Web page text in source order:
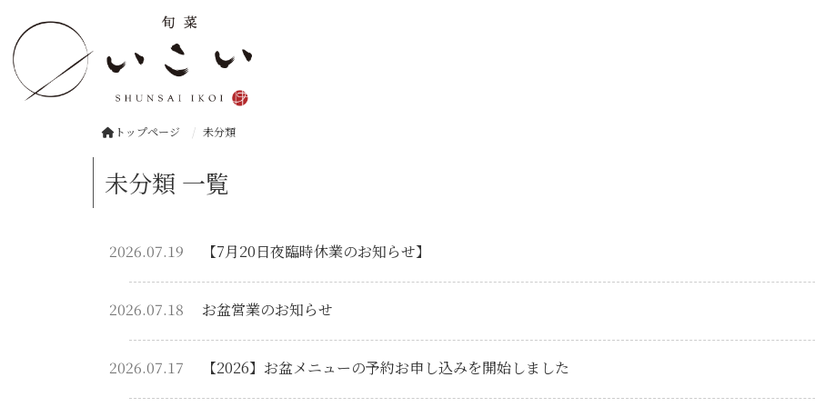
トップページ 未分類
未分類 一覧
2026.07.19 【7月20日夜臨時休業のお知らせ】
2026.07.18 お盆営業のお知らせ
2026.07.17 【2026】お盆メニューの予約お申し込みを開始しました